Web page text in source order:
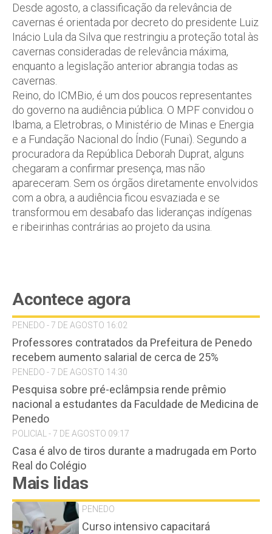
Desde agosto, a classificação da relevância de
cavernas é orientada por decreto do presidente Luiz
Inácio Lula da Silva que restringiu a proteção total às
cavernas consideradas de relevância máxima,
enquanto a legislação anterior abrangia todas as
cavernas.
Reino, do ICMBio, é um dos poucos representantes
do governo na audiência pública. O MPF convidou o
Ibama, a Eletrobras, o Ministério de Minas e Energia
e a Fundação Nacional do Índio (Funai). Segundo a
procuradora da República Deborah Duprat, alguns
chegaram a confirmar presença, mas não
apareceram. Sem os órgãos diretamente envolvidos
com a obra, a audiência ficou esvaziada e se
transformou em desabafo das lideranças indígenas
e ribeirinhas contrárias ao projeto da usina.
Acontece agora
PENEDO - 7 DE AGOSTO 16:02
Professores contratados da Prefeitura de Penedo
recebem aumento salarial de cerca de 25%
PENEDO - 7 DE AGOSTO 14:30
Pesquisa sobre pré-eclâmpsia rende prêmio
nacional a estudantes da Faculdade de Medicina de
Penedo
POLICIAL - 7 DE AGOSTO 09:17
Casa é alvo de tiros durante a madrugada em Porto
Real do Colégio
Mais lidas
PENEDO
Curso intensivo capacitará